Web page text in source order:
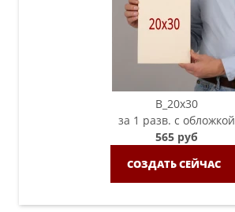
B_20х30
за 1 разв. с обложкой
565 руб
СОЗДАТЬ СЕЙЧАС